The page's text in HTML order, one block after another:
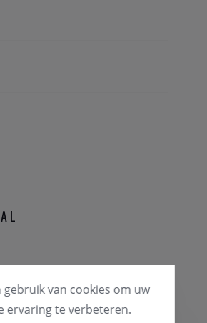
gebruik van cookies om uw
ervaring te verbeteren.